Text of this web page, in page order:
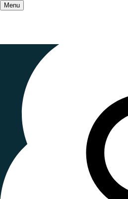
Menu
Qui
Publié le 16 janvier
Lecture ~2
Rassembler et